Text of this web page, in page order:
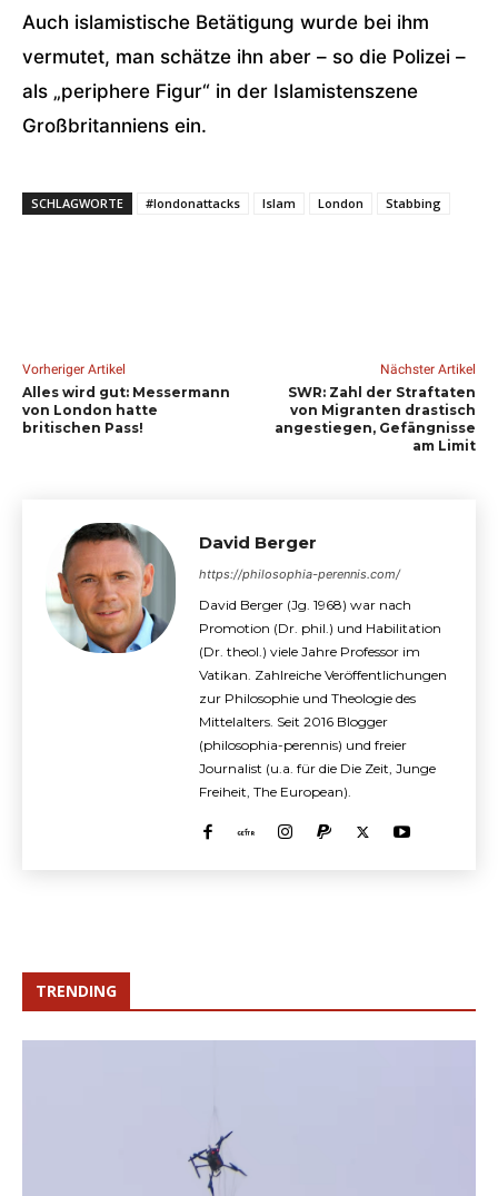
Auch islamistische Betätigung wurde bei ihm
vermutet, man schätze ihn aber – so die Polizei –
als „periphere Figur“ in der Islamistenszene
Großbritanniens ein.
SCHLAGWORTE #londonattacks Islam London Stabbing
Vorheriger Artikel
Alles wird gut: Messermann
von London hatte
britischen Pass!
Nächster Artikel
SWR: Zahl der Straftaten
von Migranten drastisch
angestiegen, Gefängnisse
am Limit
David Berger
https://philosophia-perennis.com/
David Berger (Jg. 1968) war nach
Promotion (Dr. phil.) und Habilitation
(Dr. theol.) viele Jahre Professor im
Vatikan. Zahlreiche Veröffentlichungen
zur Philosophie und Theologie des
Mittelalters. Seit 2016 Blogger
(philosophia-perennis) und freier
Journalist (u.a. für die Die Zeit, Junge
Freiheit, The European).
TRENDING